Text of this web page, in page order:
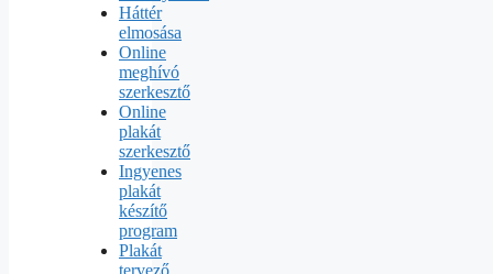
Háttér
elmosása
Online
meghívó
szerkesztő
Online
plakát
szerkesztő
Ingyenes
plakát
készítő
program
Plakát